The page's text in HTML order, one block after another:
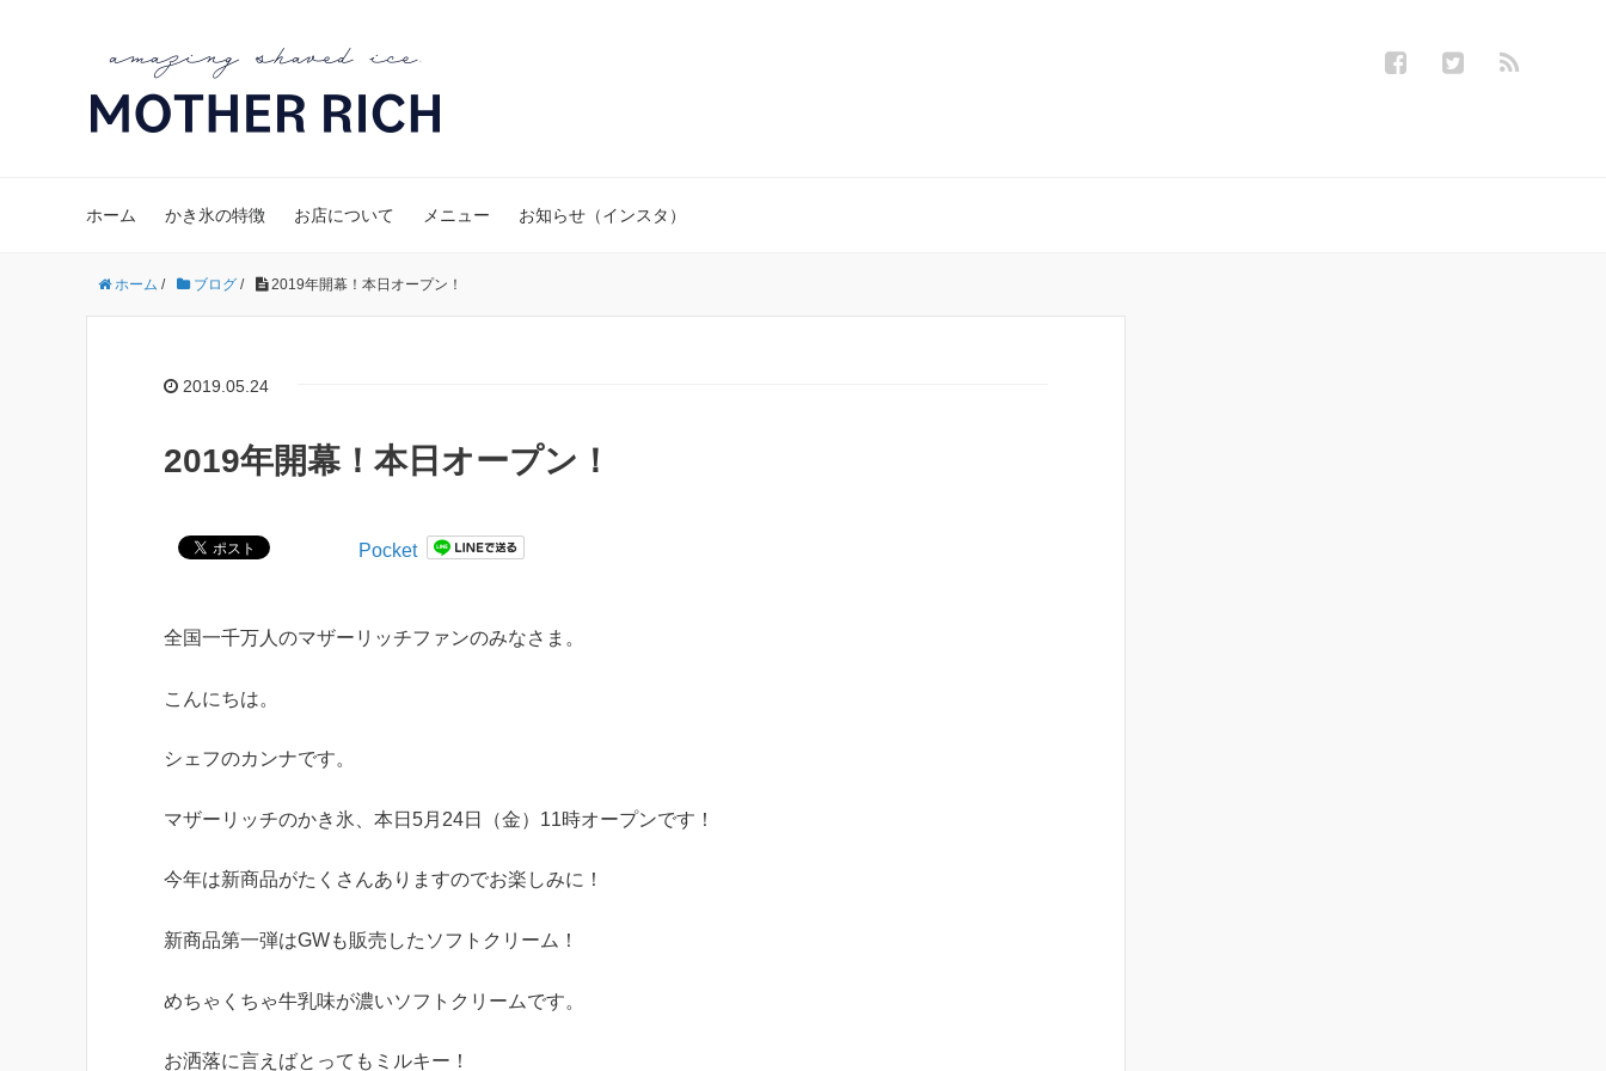
ホーム かき氷の特徴 お店について メニュー お知らせ（インスタ）
ホーム / ブログ / 2019年開幕！本日オープン！
2019.05.24
2019年開幕！本日オープン！
Pocket
全国一千万人のマザーリッチファンのみなさま。
こんにちは。
シェフのカンナです。
マザーリッチのかき氷、本日5月24日（金）11時オープンです！
今年は新商品がたくさんありますのでお楽しみに！
新商品第一弾はGWも販売したソフトクリーム！
めちゃくちゃ牛乳味が濃いソフトクリームです。
お洒落に言えばとってもミルキー！